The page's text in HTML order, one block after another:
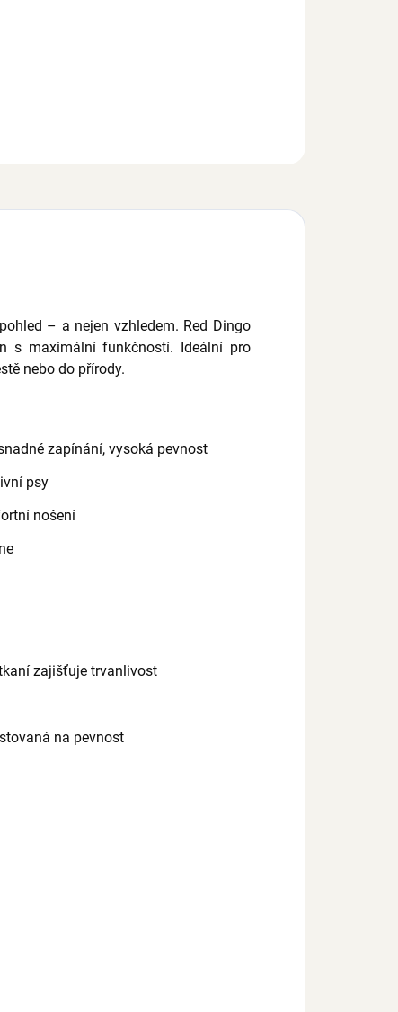
– a nejen vzhledem. Red Dingo
s maximální funkčností. Ideální pro
nebo do přírody.
zapínání, vysoká pevnost
psy
nošení
zajišťuje trvanlivost
na pevnost